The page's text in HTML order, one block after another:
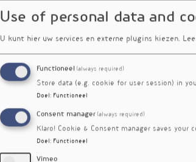
Use of personal data and
U kunt hier uw services en externe plugins kiezen.
Functioneel (always required)
Store data (e.g. cookie for user session) in
Doel : Functioneel
Consent manager (always required)
Klaro! Cookie & Consent manager saves your
Doel : Functioneel
Vimeo